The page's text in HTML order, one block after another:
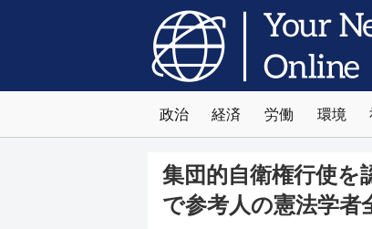
政治 経済 労働 環境
集団的自衛権行使を
で参考人の憲法学者